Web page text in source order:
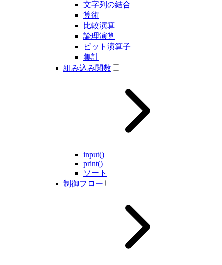
文字列の結合
算術
比較演算
論理演算
ビット演算子
集計
組み込み関数
input()
print()
ソート
制御フロー